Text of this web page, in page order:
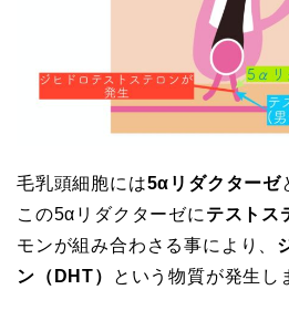
毛乳頭細胞には5αリダクターゼ
この5αリダクターゼに テストス
モンが組み合わさる事により、
ン（DHT）
という物質が発生し